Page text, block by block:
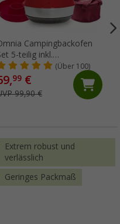
Campingbackofen
5-teilig inkl.
&
(Über 100)
99€
99,90 €
Extrem robust und
verlässlich
Geringes Packmaß